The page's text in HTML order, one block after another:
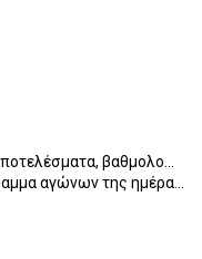
βαθμολο...
αγώνων της ημέρα...